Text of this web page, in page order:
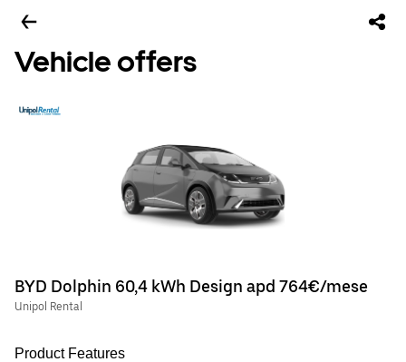
Vehicle offers
BYD Dolphin 60,4 kWh Design apd 764€/mese
Unipol Rental
Product Features